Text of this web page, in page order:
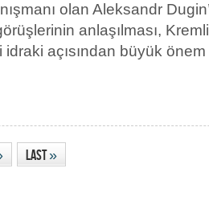
olan Aleksandr
anlaşılması,
idraki açısından büyük
Last»